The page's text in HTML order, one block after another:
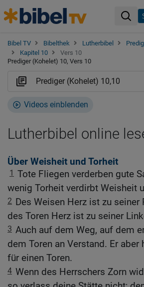
Bibel TV Bibelthek Lutherbibel
Kapitel 10
Vers 10
Prediger (Kohelet) 10, Vers 10
Videos einblenden
Lutherbibel online
Über Weisheit und Torheit
1 Tote Fliegen verderben gute
wenig Torheit verdirbt Weisheit
2 Des Weisen Herz ist zu seiner
des Toren Herz ist zu seiner
3 Auch auf dem Weg, auf dem
dem Toren an Verstand. Er aber
für einen Toren.
4 Wenn des Herrschers Zorn